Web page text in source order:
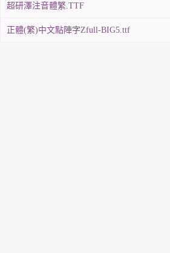
超研澤注音體繁.TTF
正體(繁)中文點陣字Zfull-BIG5.ttf